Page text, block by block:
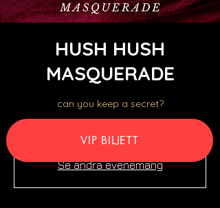
HUSH HUSH
MASQUERADE
can you keep a secret?
Anmälan är stängd
Se andra evenemang
VIP BILJETT